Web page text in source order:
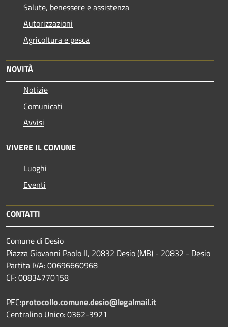
Salute, benessere e assistenza
Autorizzazioni
Agricoltura e pesca
NOVITÀ
Notizie
Comunicati
Avvisi
VIVERE IL COMUNE
Luoghi
Eventi
CONTATTI
Comune di Desio
Piazza Giovanni Paolo II, 20832 Desio (MB) - 20832 - Desio
Partita IVA: 00696660968
CF: 00834770158
PEC:protocollo.comune.desio@legalmail.it
Centralino Unico: 0362-3921